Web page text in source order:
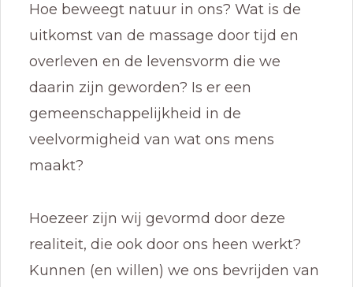
Hoe beweegt natuur in ons? Wat is de
uitkomst van de massage door tijd en
overleven en de levensvorm die we
daarin zijn geworden? Is er een
gemeenschappelijkheid in de
veelvormigheid van wat ons mens
maakt?
Hoezeer zijn wij gevormd door deze
realiteit, die ook door ons heen werkt?
Kunnen (en willen) we ons bevrijden van